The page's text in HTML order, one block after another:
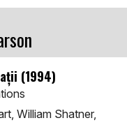
(1994)
William Shatner,